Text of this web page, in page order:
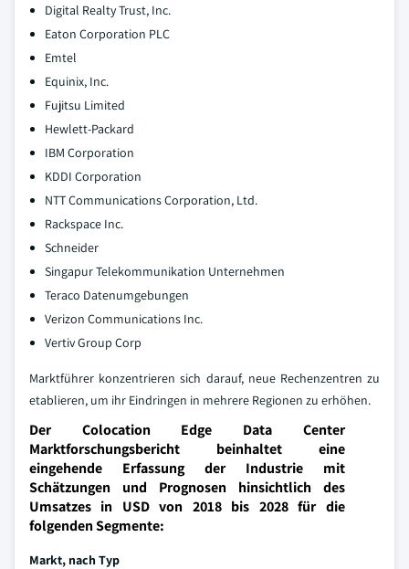
Digital Realty Trust, Inc.
Eaton Corporation PLC
Emtel
Equinix, Inc.
Fujitsu Limited
Hewlett-Packard
IBM Corporation
KDDI Corporation
NTT Communications Corporation, Ltd.
Rackspace Inc.
Schneider
Singapur Telekommunikation Unternehmen
Teraco Datenumgebungen
Verizon Communications Inc.
Vertiv Group Corp
Marktführer konzentrieren sich darauf, neue Rechenzentren zu
etablieren, um ihr Eindringen in mehrere Regionen zu erhöhen.
Der Colocation Edge Data Center
Marktforschungsbericht beinhaltet eine
eingehende Erfassung der Industrie mit
Schätzungen und Prognosen hinsichtlich des
Umsatzes in USD von 2018 bis 2028 für die
folgenden Segmente:
Markt, nach Typ